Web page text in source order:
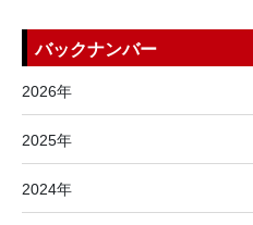
バックナンバー
2026年
2025年
2024年